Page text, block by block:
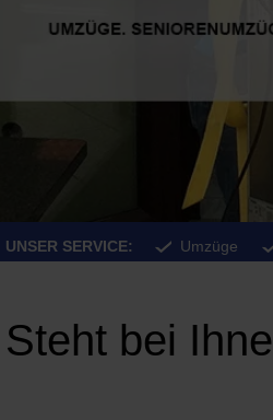
UNSER SERVICE: Umzüge
Steht bei